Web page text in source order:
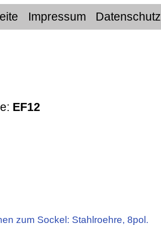
Impressum Datenschutz
EF12
zum Sockel: Stahlroehre, 8pol.